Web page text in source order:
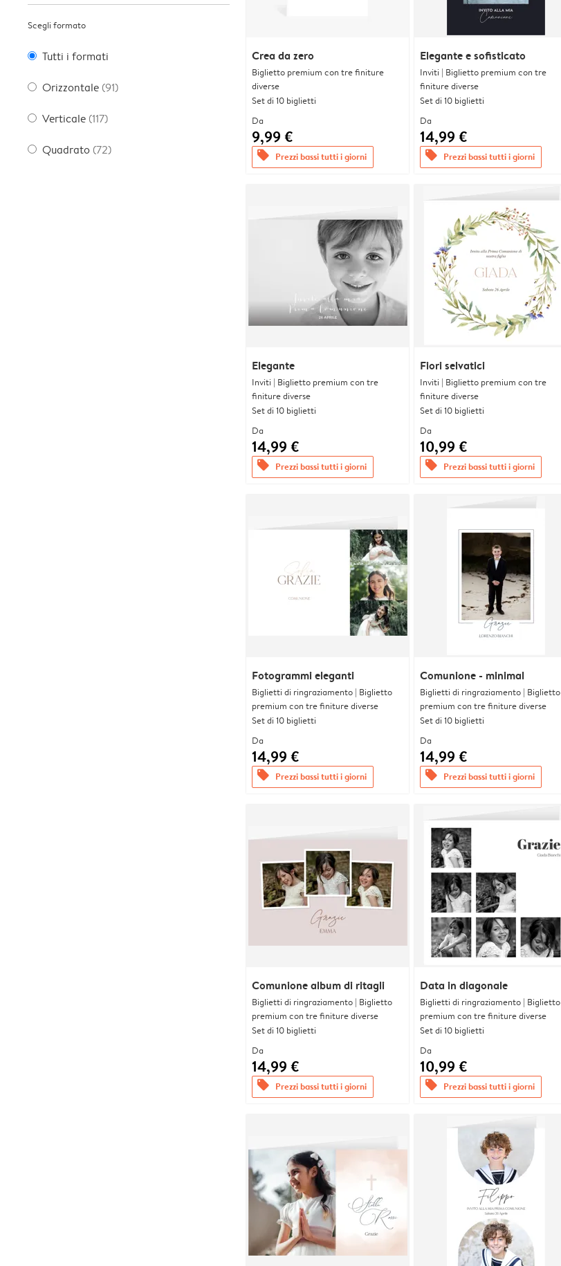
Scegli formato
Tutti i formati
Orizzontale (91)
Verticale (117)
Quadrato (72)
Crea da zero
Biglietto premium con tre finiture
diverse
Set di 10 biglietti
Da
9,99 €
offers Prezzi bassi tutti i giorni
Elegante e sofisticato
Inviti | Biglietto premium con tre
finiture diverse
Set di 10 biglietti
Da
14,99 €
offers Prezzi bassi tutti i giorni
Elegante
Inviti | Biglietto premium con tre
finiture diverse
Set di 10 biglietti
Da
14,99 €
offers Prezzi bassi tutti i giorni
Fiori selvatici
Inviti | Biglietto premium con tre
finiture diverse
Set di 10 biglietti
Da
10,99 €
offers Prezzi bassi tutti i giorni
Fotogrammi eleganti
Biglietti di ringraziamento | Biglietto
premium con tre finiture diverse
Set di 10 biglietti
Da
14,99 €
offers Prezzi bassi tutti i giorni
Comunione - minimal
Biglietti di ringraziamento | Biglietto
premium con tre finiture diverse
Set di 10 biglietti
Da
14,99 €
offers Prezzi bassi tutti i giorni
Comunione album di ritagli
Biglietti di ringraziamento | Biglietto
premium con tre finiture diverse
Set di 10 biglietti
Da
14,99 €
offers Prezzi bassi tutti i giorni
Data in diagonale
Biglietti di ringraziamento | Biglietto
premium con tre finiture diverse
Set di 10 biglietti
Da
10,99 €
offers Prezzi bassi tutti i giorni